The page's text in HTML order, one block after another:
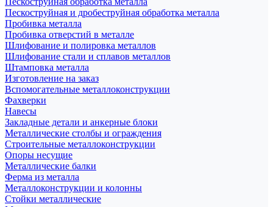
Пескоструйная и дробеструйная обработка металла
Пробивка металла
Пробивка отверстий в металле
Шлифование и полировка металлов
Шлифование стали и сплавов металлов
Штамповка металла
Изготовление на заказ
Вспомогательные металлоконструкции
Фахверки
Навесы
Закладные детали и анкерные блоки
Металлические столбы и ограждения
Строительные металлоконструкции
Опоры несущие
Металлические балки
Ферма из металла
Металлоконструкции и колонны
Стойки металлические